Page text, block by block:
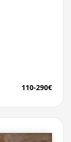
110-290€